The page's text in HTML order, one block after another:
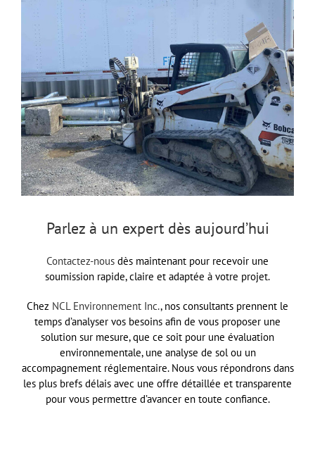
Parlez à un expert dès aujourd’hui
Contactez-nous dès maintenant pour recevoir une
soumission rapide, claire et adaptée à votre projet.
Chez NCL Environnement Inc., nos consultants prennent le
temps d’analyser vos besoins afin de vous proposer une
solution sur mesure, que ce soit pour une évaluation
environnementale, une analyse de sol ou un
accompagnement réglementaire. Nous vous répondrons dans
les plus brefs délais avec une offre détaillée et transparente
pour vous permettre d’avancer en toute confiance.